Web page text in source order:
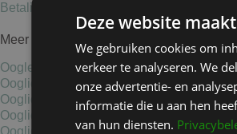
Betalingsmogelijkheden
Meer informatie
Oogleden liften
Ooglidcorrectie Haarlem
Ooglidcorrectie Hoofddorp
Ooglidcorrectie Amsterdam
Ooglidcorrectie Noord-Holland
Deze website
We gebruiken cookies om
verkeer te analyseren. We
onze advertentie- en
informatie die u aan hen
van hun diensten.